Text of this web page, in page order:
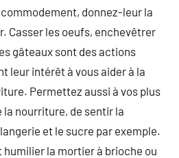
donnez-leur la
Casser les oeufs, enchevêtrer
gâteaux sont des actions
leur intérêt à vous aider à la
Permettez aussi à vos plus
la nourriture, de sentir la
et le sucre par exemple.
la mortier à brioche ou